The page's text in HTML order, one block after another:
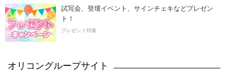
試写会、登壇イベント、サインチェキなどプレゼン
ト！
プレゼント特集
オリコングループサイト